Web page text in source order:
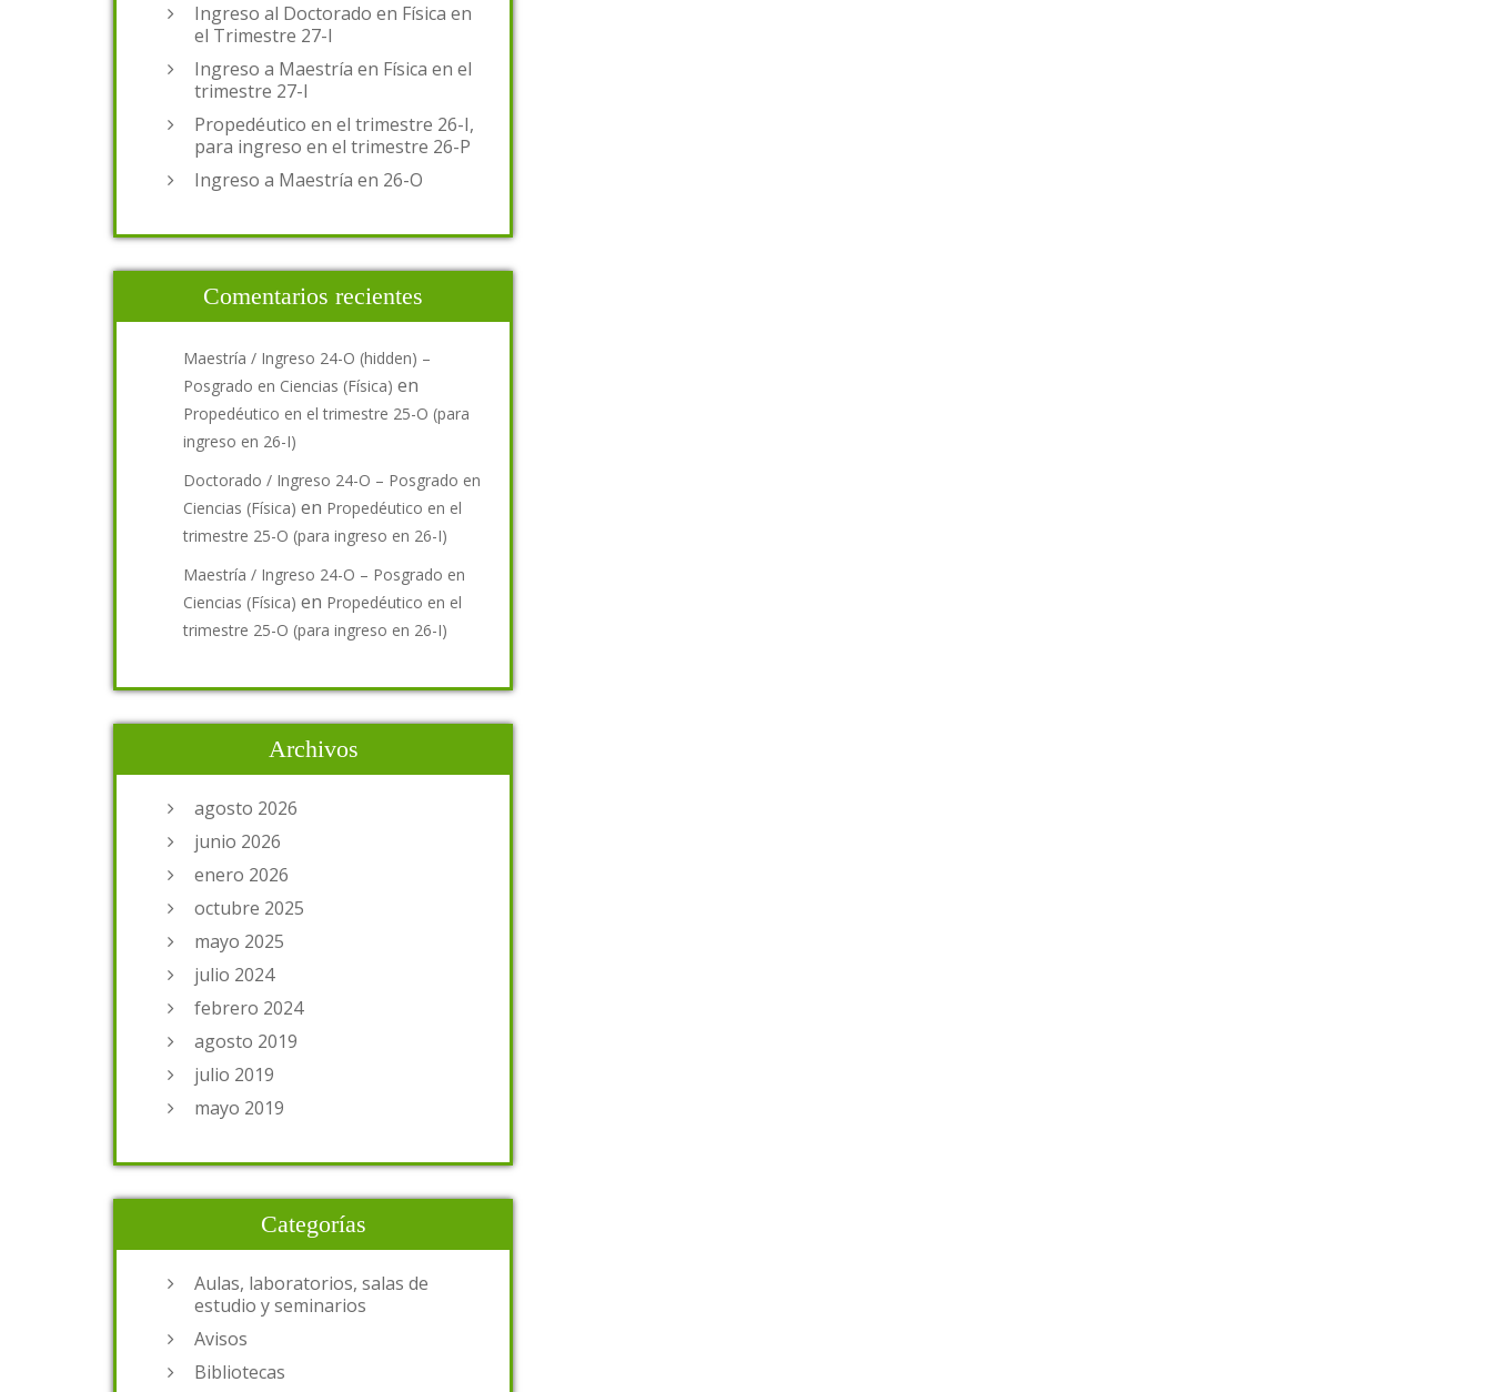
Ingreso al Doctorado en Física en
el Trimestre 27-I
Ingreso a Maestría en Física en el
trimestre 27-I
Propedéutico en el trimestre 26-I,
para ingreso en el trimestre 26-P
Ingreso a Maestría en 26-O
Comentarios recientes
Maestría / Ingreso 24-O (hidden) –
Posgrado en Ciencias (Física) en
Propedéutico en el trimestre 25-O (para
ingreso en 26-I)
Doctorado / Ingreso 24-O – Posgrado en
Ciencias (Física) en Propedéutico en el
trimestre 25-O (para ingreso en 26-I)
Maestría / Ingreso 24-O – Posgrado en
Ciencias (Física) en Propedéutico en el
trimestre 25-O (para ingreso en 26-I)
Archivos
agosto 2026
junio 2026
enero 2026
octubre 2025
mayo 2025
julio 2024
febrero 2024
agosto 2019
julio 2019
mayo 2019
Categorías
Aulas, laboratorios, salas de
estudio y seminarios
Avisos
Bibliotecas